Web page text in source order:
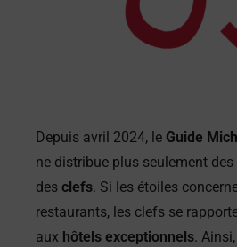
Depuis avril 2024, le Guide
ne distribue plus seulement
des clefs. Si les étoiles
restaurants, les clefs se
aux hôtels exceptionnels.